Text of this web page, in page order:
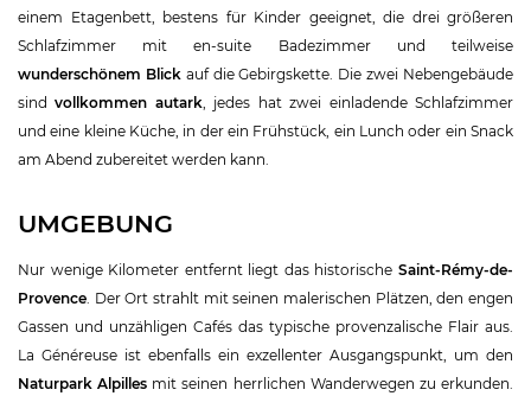
einem Etagenbett, bestens für Kinder geeignet, die drei größeren
Schlafzimmer mit en-suite Badezimmer und teilweise
wunderschönem Blick auf die Gebirgskette. Die zwei Nebengebäude
sindvollkommen autark , jedes hat zwei einladende Schlafzimmer
und eine kleine Küche, in der ein Frühstück, ein Lunch oder ein Snack
am Abend zubereitet werden kann.
UMGEBUNG
Nur wenige Kilometer entfernt liegt das historische Saint-Rémy-de-
Provence . Der Ort strahlt mit seinen malerischen Plätzen, den engen
Gassen und unzähligen Cafés das typische provenzalische Flair aus.
La Généreuse ist ebenfalls ein exzellenter Ausgangspunkt, um den
Naturpark Alpilles mit seinen herrlichen Wanderwegen zu erkunden.